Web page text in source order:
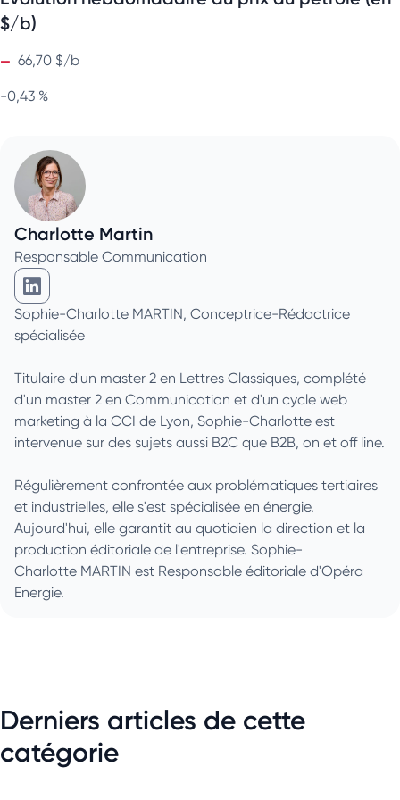
$/b)
66,70 $/b
-0,43 %
Charlotte Martin
Responsable Communication
Charlotte Martin sur Linkedin
Sophie-Charlotte MARTIN, Conceptrice-Rédactrice
spécialisée
Titulaire d'un master 2 en Lettres Classiques, complété
d'un master 2 en Communication et d'un cycle web
marketing à la CCI de Lyon, Sophie-Charlotte est
intervenue sur des sujets aussi B2C que B2B, on et off line.
Régulièrement confrontée aux problématiques tertiaires
et industrielles, elle s'est spécialisée en énergie.
Aujourd'hui, elle garantit au quotidien la direction et la
production éditoriale de l'entreprise. Sophie-
Charlotte MARTIN est Responsable éditoriale d'Opéra
Energie.
Derniers articles de cette
catégorie